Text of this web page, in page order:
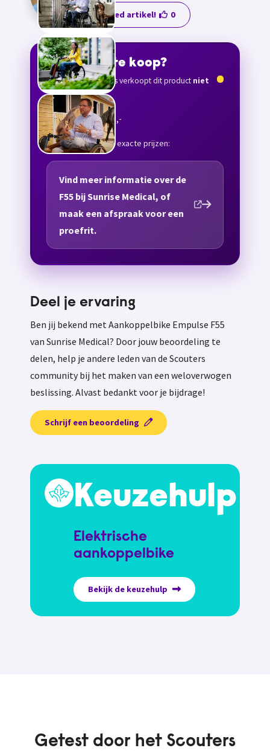
Goed artikel! 0
Waar te koop?
Scouters verkoopt dit product niet
zelf
Prijs vanaf € 4.871,-
Meer informatie en exacte prijzen:
Vind meer informatie over de
F55 bij Sunrise Medical, of
maak een afspraak voor een
proefrit.
Deel je ervaring
Ben jij bekend met Aankoppelbike Empulse F55
van Sunrise Medical? Door jouw beoordeling te
delen, help je andere leden van de Scouters
community bij het maken van een weloverwogen
beslissing. Alvast bedankt voor je bijdrage!
Schrijf een beoordeling
Keuzehulp
Elektrische
aankoppelbike
Bekijk de keuzehulp
Getest door het Scouters